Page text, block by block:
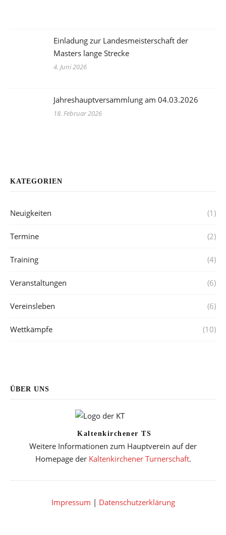
Einladung zur Landesmeisterschaft der
Masters lange Strecke
4. Juni 2026
Jahreshauptversammlung am 04.03.2026
18. Februar 2026
KATEGORIEN
Neuigkeiten (1)
Termine (2)
Training (4)
Veranstaltungen (6)
Vereinsleben (6)
Wettkämpfe (10)
ÜBER UNS
Kaltenkirchener TS
Weitere Informationen zum Hauptverein auf der
Homepage der Kaltenkirchener Turnerschaft.
Impressum | Datenschutzerklärung